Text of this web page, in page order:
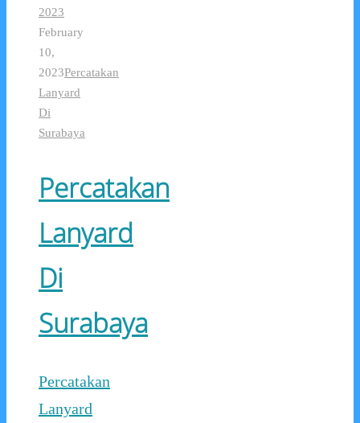
2023
February
10,
2023Percatakan
Lanyard
Di
Surabaya
Percatakan
Lanyard
Di
Surabaya
Percatakan
Lanyard